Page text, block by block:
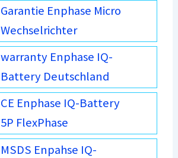
Garantie Enphase Micro
Wechselrichter
warranty Enphase IQ-
Battery Deutschland
CE Enphase IQ-Battery
5P FlexPhase
MSDS Enpahse IQ-